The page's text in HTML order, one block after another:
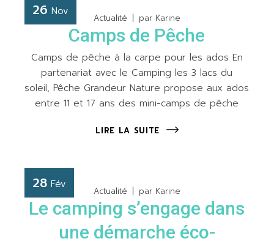
26 Nov
Actualité par Karine
Camps de Pêche
Camps de pêche à la carpe pour les ados En
partenariat avec le Camping les 3 lacs du
soleil, Pêche Grandeur Nature propose aux ados
entre 11 et 17 ans des mini-camps de pêche
LIRE LA SUITE
28 Fév
Actualité par Karine
Le camping s’engage dans
une démarche éco-